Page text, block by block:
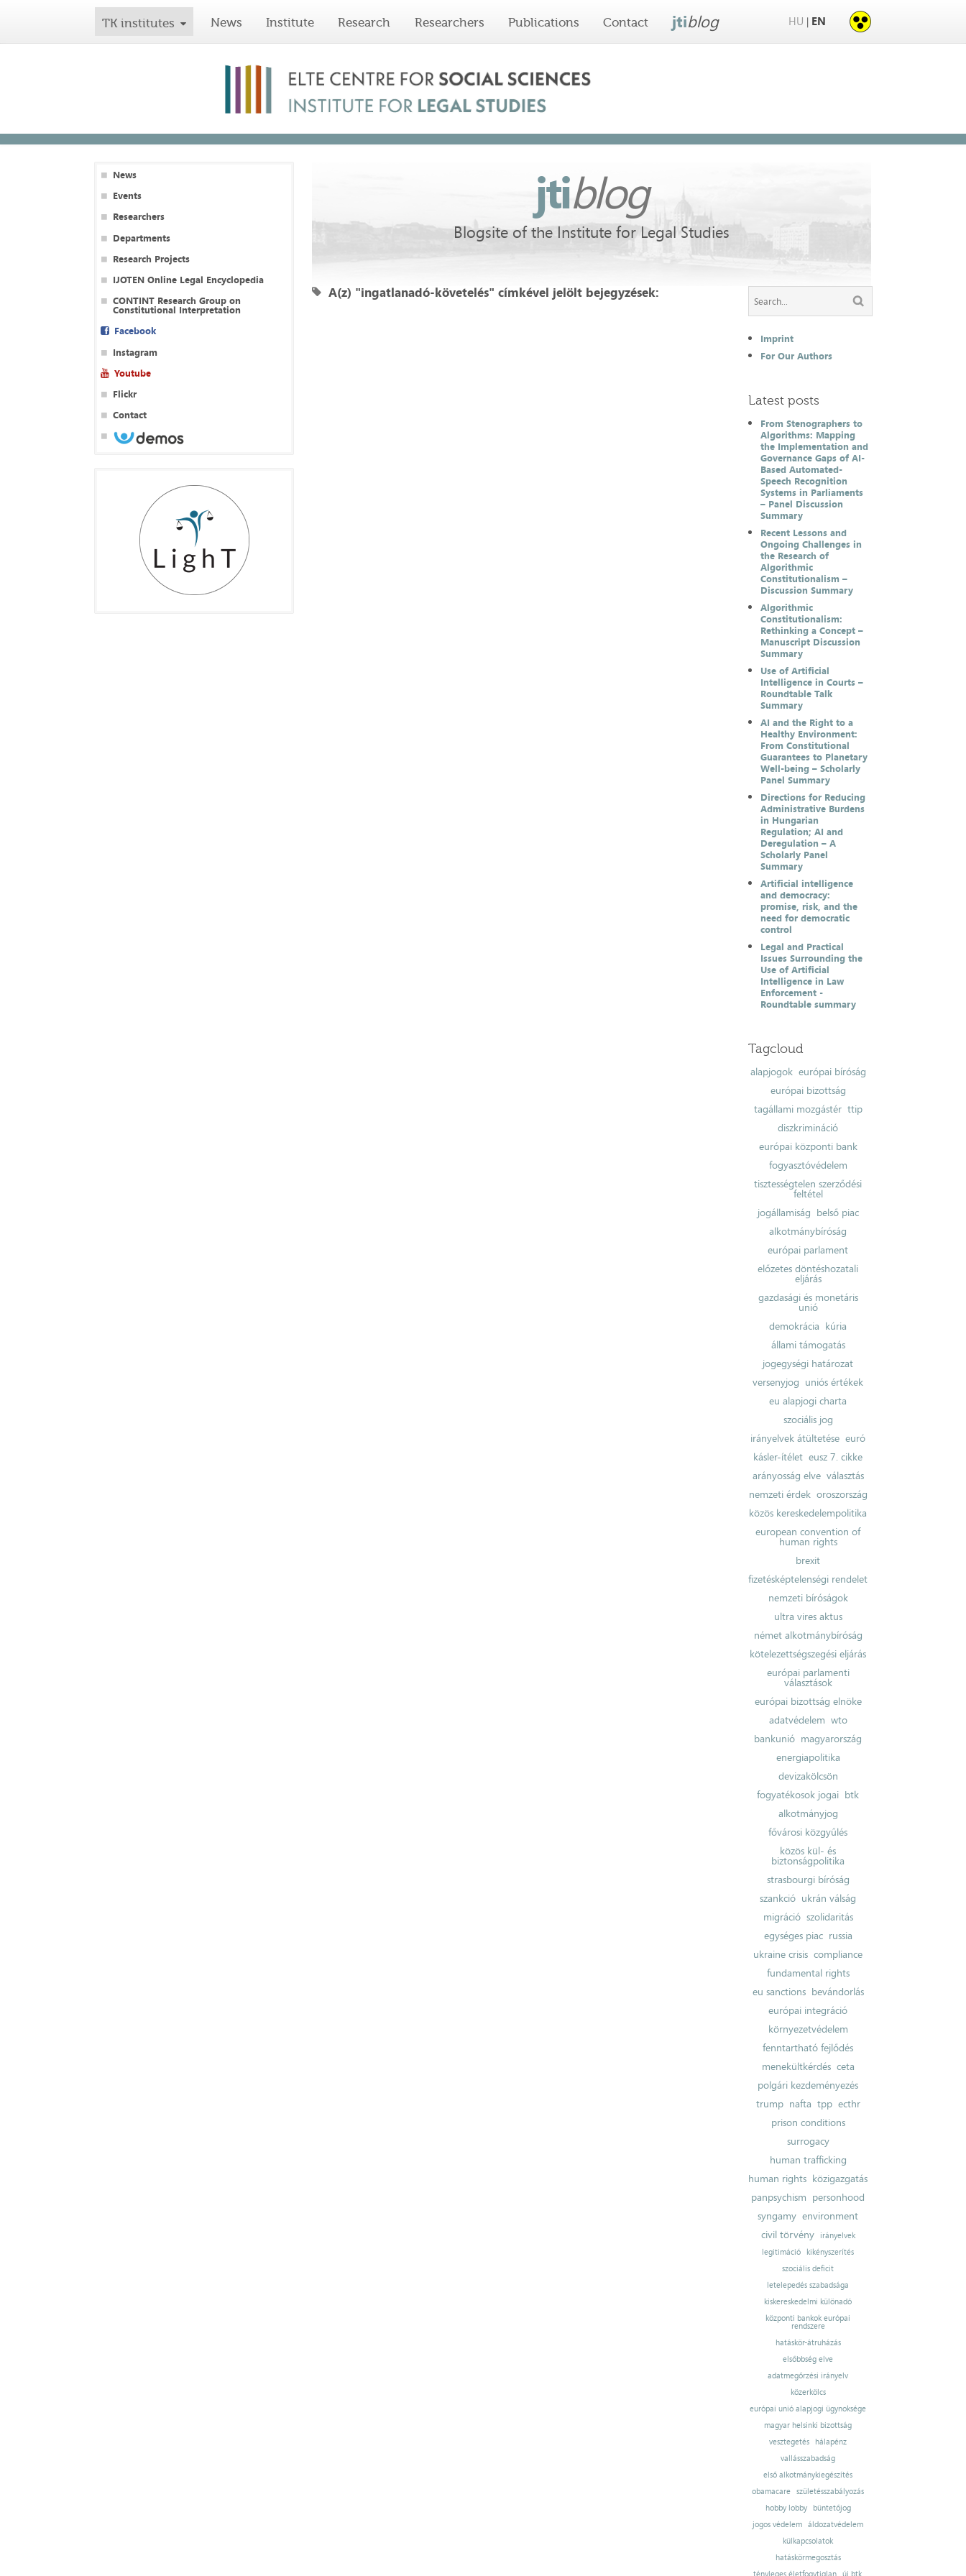
TK institutes News Institute Research Researchers Publications Contact jtiblog HU | EN
News
Events
Researchers
Departments
Research Projects
IJOTEN Online Legal Encyclopedia
CONTINT Research Group on
Constitutional Interpretation
Facebook
Instagram
Youtube
Flickr
Contact
jtiblog
Blogsite of the Institute for Legal Studies
A(z) "ingatlanadó-követelés" címkével jelölt bejegyzések:
Imprint
For Our Authors
Latest posts
From Stenographers to
Algorithms: Mapping
the Implementation and
Governance Gaps of AI-
Based Automated-
Speech Recognition
Systems in Parliaments
– Panel Discussion
Summary
Recent Lessons and
Ongoing Challenges in
the Research of
Algorithmic
Constitutionalism –
Discussion Summary
Algorithmic
Constitutionalism:
Rethinking a Concept –
Manuscript Discussion
Summary
Use of Artificial
Intelligence in Courts –
Roundtable Talk
Summary
AI and the Right to a
Healthy Environment:
From Constitutional
Guarantees to Planetary
Well-being – Scholarly
Panel Summary
Directions for Reducing
Administrative Burdens
in Hungarian
Regulation; AI and
Deregulation – A
Scholarly Panel
Summary
Artificial intelligence
and democracy:
promise, risk, and the
need for democratic
control
Legal and Practical
Issues Surrounding the
Use of Artificial
Intelligence in Law
Enforcement -
Roundtable summary
Tagcloud
alapjogok európai bíróság
európai bizottság
tagállami mozgástér ttip
diszkrimináció
európai központi bank
fogyasztóvédelem
tisztességtelen szerződési
feltétel
jogállamiság belső piac
alkotmánybíróság
európai parlament
előzetes döntéshozatali
eljárás
gazdasági és monetáris
unió
demokrácia kúria
állami támogatás
jogegységi határozat
versenyjog uniós értékek
eu alapjogi charta
szociális jog
irányelvek átültetése euró
kásler-ítélet eusz 7. cikke
arányosság elve választás
nemzeti érdek oroszország
közös kereskedelempolitika
european convention of
human rights
brexit
fizetésképtelenségi rendelet
nemzeti bíróságok
ultra vires aktus
német alkotmánybíróság
kötelezettségszegési eljárás
európai parlamenti
választások
európai bizottság elnöke
adatvédelem wto
bankunió magyarország
energiapolitika
devizakölcsön
fogyatékosok jogai btk
alkotmányjog
fővárosi közgyűlés
közös kül- és
biztonságpolitika
strasbourgi bíróság
szankció ukrán válság
migráció szolidaritás
egységes piac russia
ukraine crisis compliance
fundamental rights
eu sanctions bevándorlás
európai integráció
környezetvédelem
fenntartható fejlődés
menekültkérdés ceta
polgári kezdeményezés
trump nafta tpp ecthr
prison conditions
surrogacy
human trafficking
human rights közigazgatás
panpsychism personhood
syngamy environment
civil törvény
irányelvek
legitimáció
kikényszerítés
szociális deficit
letelepedés szabadsága
kiskereskedelmi különadó
központi bankok európai
rendszere
hatáskör-átruházás
elsőbbség elve
adatmegőrzési irányelv
közerkölcs
európai unió alapjogi ügynoksége
magyar helsinki bizottság
vesztegetés
hálapénz
vallásszabadság
első alkotmánykiegészítés
obamacare
születésszabályozás
hobby lobby
büntetőjog
jogos védelem
áldozatvédelem
külkapcsolatok
hatáskörmegosztás
tényleges életfogytiglan új btk.